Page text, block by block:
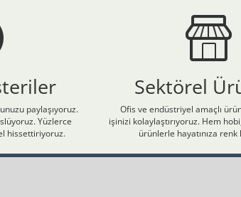
paylaşıyoruz.
Yüzlerce
hissettiriyoruz.
Sektörel
Ofis ve endüstriyel amaçlı
işinizi kolaylaştırıyoruz. Hem
ürünlerle hayatınıza renk